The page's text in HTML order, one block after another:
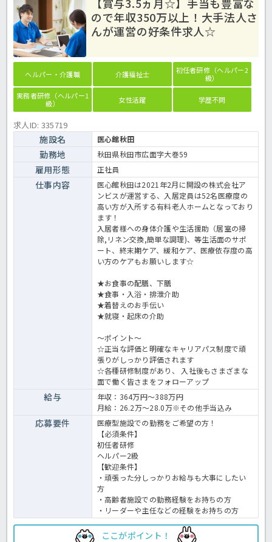
ので年収350万以上！大手法人さ
んが運営の好条件求人☆
ヘルパー・介護職 介護福祉士
初任者研修（ヘルパー2
級）
実務者研修（ヘルパー1
級）
女性活躍 学歴不問
求人ID: 335719
施設名 医心館秋田
勤務地 秋田県秋田市広面字大巻59
雇用形態 正社員
仕事内容
医心館秋田は2021年2月に開設の株式会社ア
ンビスが運営する、入居定員は52名医療度の
高い方が入所する有料老人ホームとなっており
ます！
入居者様への身体介護や生活援助（居室の掃
除,リネン交換,簡単な調理)、等生活面のサポ
ート、終末期ケア、緩和ケア、医療依存度の高
い方のケアもお願いします☆
★お食事の配膳、下膳
★食事・入浴・排泄介助
★着替えのお手伝い
★就寝・起床の介助
～ポイント～
☆正当な評価と明確なキャリアパス制度で頑
張りがしっかり評価されます
☆各種研修制度があり、 入社後もさまざまな
面で働く皆さまをフォローアップ
給与
年収：364万円～388万円
月給：26.2万～28.0万※その他手当込み
応募要件
医療型施設での勤務をご希望の方！
【必須条件】
初任者研修
ヘルパー2級
【歓迎条件】
・頑張った分しっかりお給与も大事にしたい
方
・高齢者施設での勤務経験をお持ちの方
・リーダーや主任などの経験をお持ちの方
ここがポイント！